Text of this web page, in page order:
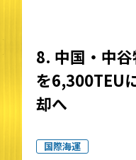
8. 中国・中
を6,300TEU
却へ
国際海運